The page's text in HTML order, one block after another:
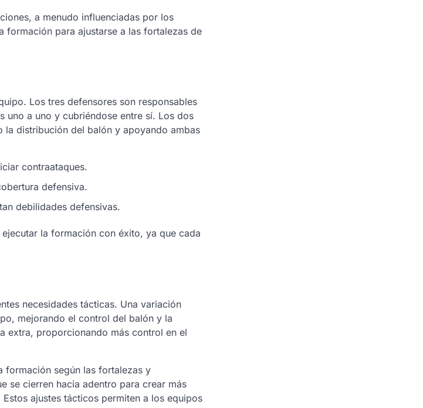
a menudo influenciadas por los
formación para ajustarse a las fortalezas de
Los tres defensores son responsables
uno a uno y cubriéndose entre sí. Los dos
la distribución del balón y apoyando ambas
contraataques.
defensiva.
debilidades defensivas.
la formación con éxito, ya que cada
necesidades tácticas. Una variación
mejorando el control del balón y la
extra, proporcionando más control en el
formación según las fortalezas y
se cierren hacia adentro para crear más
ajustes tácticos permiten a los equipos